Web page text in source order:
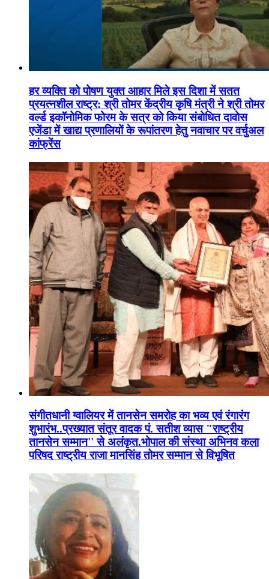
हर व्यक्ति को पोषण युक्त आहार मिले इस दिशा में सतत
प्रयत्नशील राष्ट्र: श्री तोमर केंद्रीय कृषि मंत्री ने श्री तोमर
वर्ल्ड इकॉनोमिक फोरम के सत्र को किया संबोधित दावोस
एजेंडा में खाद्य प्रणालियों के रूपांतरण हेतु नवाचार पर वर्चुअल
कांफ्रेंस
संगीतधानी ग्वालियर में तानसेन समरोह का भव्य एवं रंगारंग
शुभारंभ..प्रख्यात संतूर वादक पं. सतीश व्यास "राष्ट्रीय
तानसेन सम्मान'' से अलंकृत.भोपाल की संस्था अभिनव कला
परिषद राष्ट्रीय राजा मानसिंह तोमर सम्मान से विभूषित